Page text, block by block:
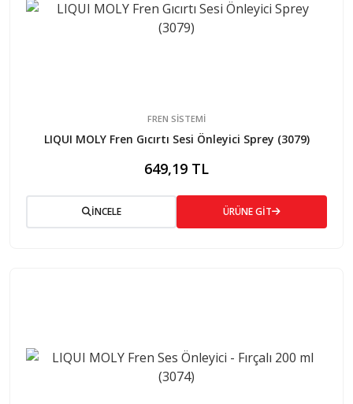
FREN SISTEMI
LIQUI MOLY Fren Gıcırtı Sesi Önleyici Sprey (3079)
649,19 TL
İNCELE ÜRÜNE GİT